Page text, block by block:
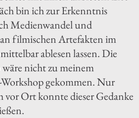
bin ich zur Erkenntnis
Medienwandel und
filmischen Artefakten im
ablesen lassen. Die
nicht zu meinem
gekommen. Nur
vor Ort konnte dieser Gedanke